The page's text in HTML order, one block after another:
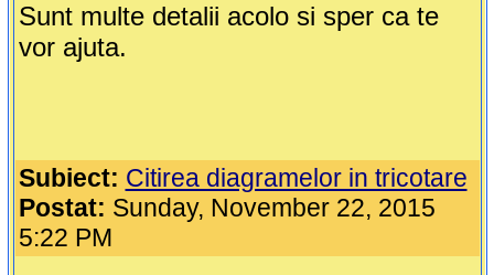
Sunt multe detalii acolo si sper ca te
vor ajuta.
Subiect: Citirea diagramelor in tricotare
Postat: Sunday, November 22, 2015
5:22 PM